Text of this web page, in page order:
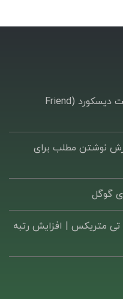
خرید ممبر دیسکورد – فرند ریکوئست دیسکورد (Friend
نوشتن مطلب برای
گوگل
متریکس | افزایش رتبه